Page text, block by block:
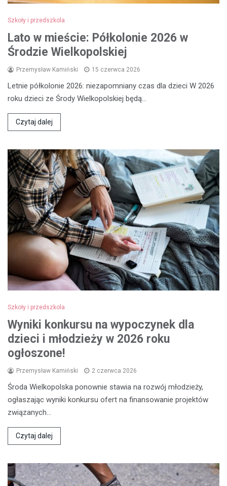
Szkoły i przedszkola
Lato w mieście: Półkolonie 2026 w
Środzie Wielkopolskiej
Przemysław Kamiński 15 czerwca 2026
Letnie półkolonie 2026: niezapomniany czas dla dzieci W 2026
roku dzieci ze Środy Wielkopolskiej będą…
Czytaj dalej
Szkoły i przedszkola
Wyniki konkursu na wypoczynek dla
dzieci i młodzieży w 2026 roku
ogłoszone!
Przemysław Kamiński 2 czerwca 2026
Środa Wielkopolska ponownie stawia na rozwój młodzieży,
ogłaszając wyniki konkursu ofert na finansowanie projektów
związanych…
Czytaj dalej